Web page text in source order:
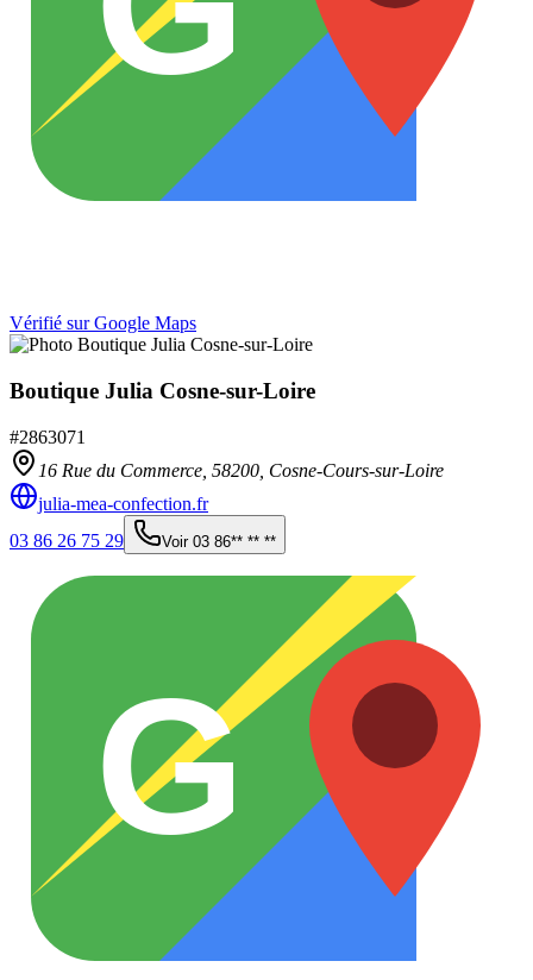
Vérifié sur Google Maps
Boutique Julia Cosne-sur-Loire
#2863071
16 Rue du Commerce, 58200 Cosne-Cours-sur-Loire
julia-mea-confection.fr
03 86 26 75 29
Voir 03 86** ** **
G